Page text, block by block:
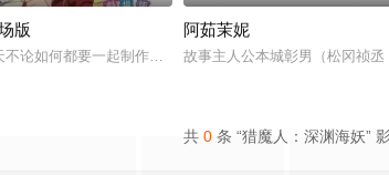
他是艾玛漫画中的主人公，她的
的和着，王子被深深地吸引。于是，王子和女孩一见倾心，
版
不论如何都要一起制作动画——上山高中动画同好会的5人向
阿茹茉妮
故事主人公本城彰男（松冈祯
共 0 条 “猎魔人：深渊海妖”